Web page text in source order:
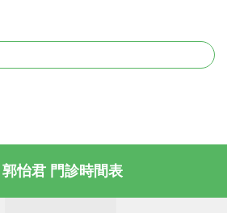
怡君 門診時間表